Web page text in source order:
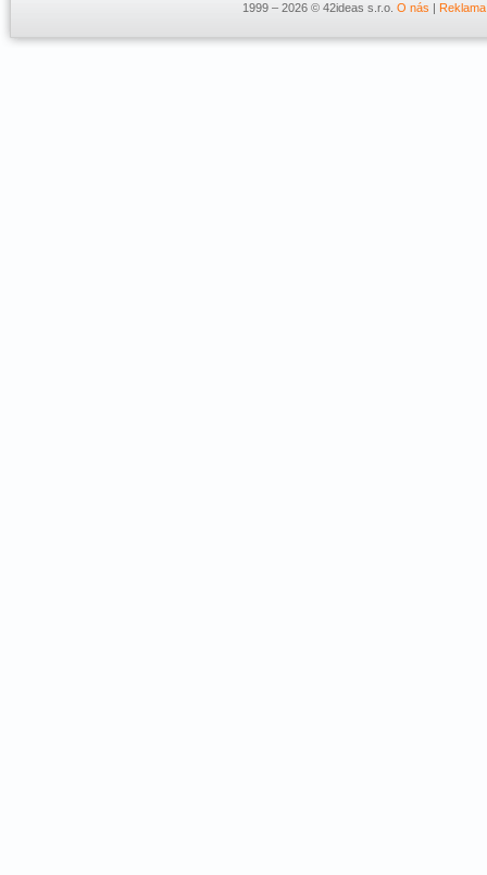
1999 – 2026 © 42ideas s.r.o. O nás | Reklama